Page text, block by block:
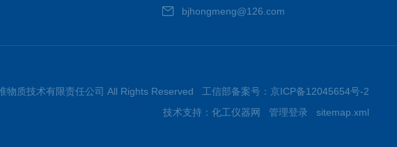
bjhongmeng@126.com
物质技术有限责任公司 All Rights Reserved 工信部备案号： 京ICP备12045654号-2
技术支持： 化工仪器网 管理登录 sitemap.xml